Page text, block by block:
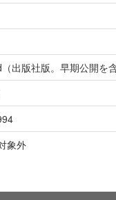
出版社版。早期公開を含
象外